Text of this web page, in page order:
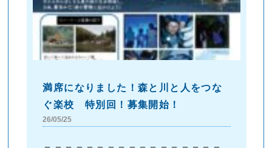
満席になりました！森と川と人をつな
ぐ楽校 特別回！募集開始！
26/05/25